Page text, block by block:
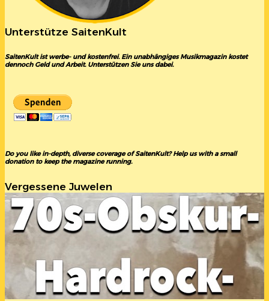
Unterstütze SaitenKult
SaitenKult ist werbe- und kostenfrei. Ein unabhängiges Musikmagazin kostet
dennoch Geld und Arbeit. Unterstützen Sie uns dabei.
Do you like in-depth, diverse coverage of SaitenKult? Help us with a small
donation to keep the magazine running.
Vergessene Juwelen